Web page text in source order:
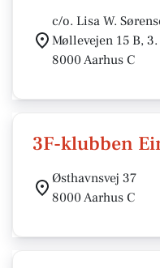
c/o. Lisa W.
Møllevejen 15 B, 3.
8000 Aarhus C
3F-klubben
Østhavnsvej 37
8000 Aarhus C